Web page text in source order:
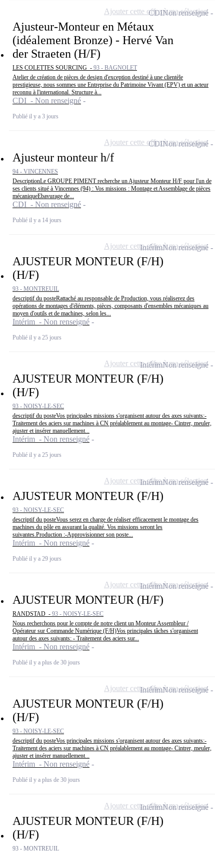
Ajusteur-Monteur en Métaux
(idéalement Bronze) - Hervé Van
der Straeten (H/F)
LES COLETTES SOURCING - 93 - BAGNOLET
Atelier de création de pièces de design d'exception destiné à une clientèle
prestigieuse, nous sommes une Entreprise du Patrimoine Vivant (EPV) et un acteur
reconnu à l'international. Structure à...
CDI - Non renseigné
Publié il y a 3 jours
CDINon renseigné
Ajouter cette offre à ma sélection
Ajusteur monteur h/f
94 - VINCENNES
DescriptionLe GROUPE PIMENT recherche un Ajusteur Monteur H/F pour l'un de
ses clients situé à Vincennes (94) : Vos missions : Montage et Assemblage de pièces
mécaniqueEbavurage de...
CDI - Non renseigné
Publié il y a 14 jours
CDINon renseigné
Ajouter cette offre à ma sélection
AJUSTEUR MONTEUR (F/H)
(H/F)
93 - MONTREUIL
descriptif du posteRattaché au responsable de Production, vous réaliserez des
opérations de montages d'éléments, pièces, composants d'ensembles mécaniques au
moyen d'outils et de machines, selon les...
Intérim - Non renseigné
Publié il y a 25 jours
IntérimNon renseigné
Ajouter cette offre à ma sélection
AJUSTEUR MONTEUR (F/H)
(H/F)
93 - NOISY-LE-SEC
descriptif du posteVos principales missions s'organisent autour des axes suivants:-
Traitement des aciers sur machines à CN préalablement au montage- Cintrer, meuler,
ajuster et insérer manuellement...
Intérim - Non renseigné
Publié il y a 25 jours
IntérimNon renseigné
Ajouter cette offre à ma sélection
AJUSTEUR MONTEUR (F/H)
93 - NOISY-LE-SEC
descriptif du posteVous serez en charge de réaliser efficacement le montage des
machines du pôle en assurant la qualité. Vos missions seront les
suivantes.Production :-Approvisionner son poste...
Intérim - Non renseigné
Publié il y a 29 jours
IntérimNon renseigné
Ajouter cette offre à ma sélection
AJUSTEUR MONTEUR (H/F)
RANDSTAD - 93 - NOISY-LE-SEC
Nous recherchons pour le compte de notre client un Monteur Assembleur /
Opérateur sur Commande Numérique (F/H)Vos principales tâches s'organisent
autour des axes suivants: - Traitement des aciers sur...
Intérim - Non renseigné
Publié il y a plus de 30 jours
IntérimNon renseigné
Ajouter cette offre à ma sélection
AJUSTEUR MONTEUR (F/H)
(H/F)
93 - NOISY-LE-SEC
descriptif du posteVos principales missions s'organisent autour des axes suivants:-
Traitement des aciers sur machines à CN préalablement au montage- Cintrer, meuler,
ajuster et insérer manuellement...
Intérim - Non renseigné
Publié il y a plus de 30 jours
IntérimNon renseigné
Ajouter cette offre à ma sélection
AJUSTEUR MONTEUR (F/H)
(H/F)
93 - MONTREUIL
IntérimNon renseigné
Ajouter cette offre à ma sélection